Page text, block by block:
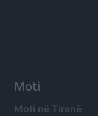
Moti
Moti në Tiranë